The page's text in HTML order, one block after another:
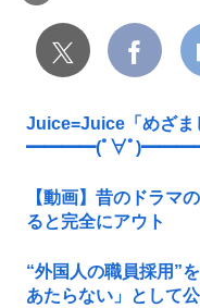
Juice=Juice「めざま
━━━━(ﾟ∀ﾟ
【動画】昔のドラマ
ると完全にアウト
“外国人の職員採用”
あたらない」として